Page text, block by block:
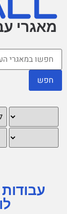
מאגרי
עבודות